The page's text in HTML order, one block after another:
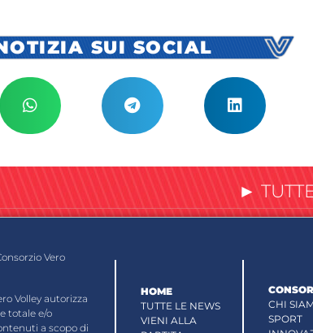
SUI SOCIAL
►
Vero
Volley autorizza
totale e/o
a scopo di
HOME
TUTTE LE NEWS
VIENI ALLA
CHI
SPORT